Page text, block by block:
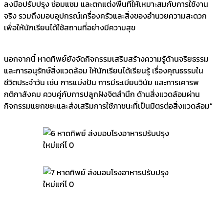
ลงมือปรับปรุง ซ่อมแซม และตกแต่งพื้นที่ให้เหมาะสมกับการใช้งาน
จริง รวมถึงมอบอุปกรณ์เครื่องครัวและสิ่งของอำนวยความสะดวก
เพื่อให้นักเรียนได้ใช้สถานที่อย่างมีความสุข
นอกจากนี้ หาดทิพย์ยังจัดกิจกรรมเสริมสร้างความรู้ด้านจริยธรรม
และการอนุรักษ์สิ่งแวดล้อม ให้นักเรียนได้เรียนรู้ เรื่องคุณธรรมใน
ชีวิตประจำวัน เช่น การแบ่งปัน การมีระเบียบวินัย และการเคารพ
กติกาสังคม ควบคู่กับการปลูกฝังจิตสำนึก ด้านสิ่งแวดล้อมผ่าน
กิจกรรมแยกขยะและส่งเสริมการใช้ภาชนะที่เป็นมิตรต่อสิ่งแวดล้อม”